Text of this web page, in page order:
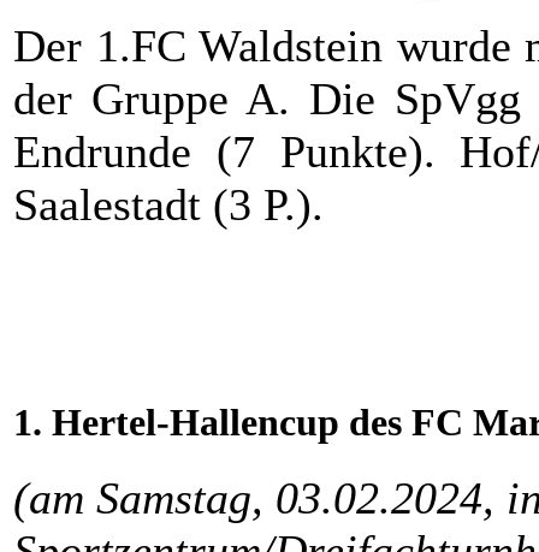
Der 1.FC Waldstein wurde
der Gruppe A. Die
Endrunde (7 Punkte).
Saalestadt (3 P.).
1. Hertel-Hallencup des FC
(am Samstag, 03.02.2024,